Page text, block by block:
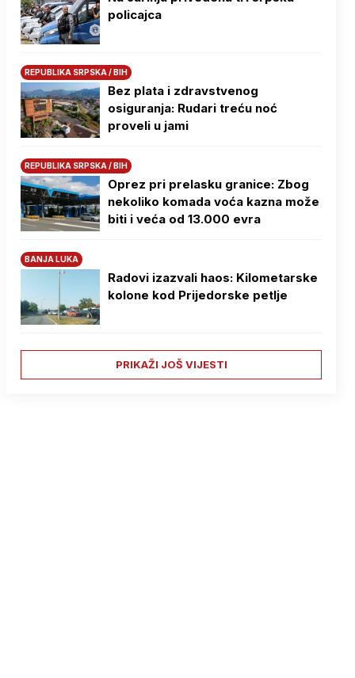
policajca
REPUBLIKA SRPSKA / BIH
Bez plata i zdravstvenog
osiguranja: Rudari treću noć
proveli u jami
REPUBLIKA SRPSKA / BIH
Oprez pri prelasku granice: Zbog
nekoliko komada voća kazna može
biti i veća od 13.000 evra
BANJA LUKA
Radovi izazvali haos: Kilometarske
kolone kod Prijedorske petlje
PRIKAŽI JOŠ VIJESTI